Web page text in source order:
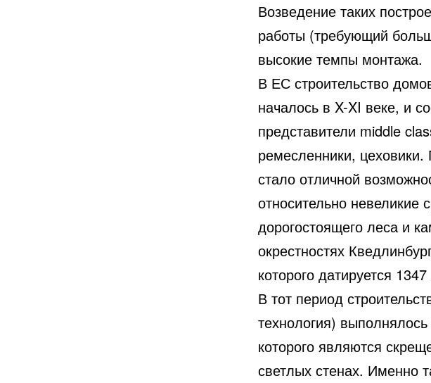
Возведение таких
работы (требующий
высокие темпы монтажа.
В ЕС строительство
началось в X-XI веке, и
представители middle
ремесленники,
стало отличной
относительно невеликие
дорогостоящего леса и
окрестностях
которого датируется
В тот период
технология)
которого являются
светлых стенах. Именно